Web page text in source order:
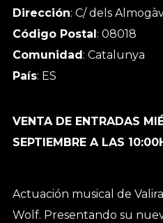
Dirección: C/ dels
Código Postal : 08018
Comunidad : Catalunya
País: ES
VENTA DE ENTRADAS
SEPTIEMBRE A LAS
Actuación musical de
Wolf. Presentando su